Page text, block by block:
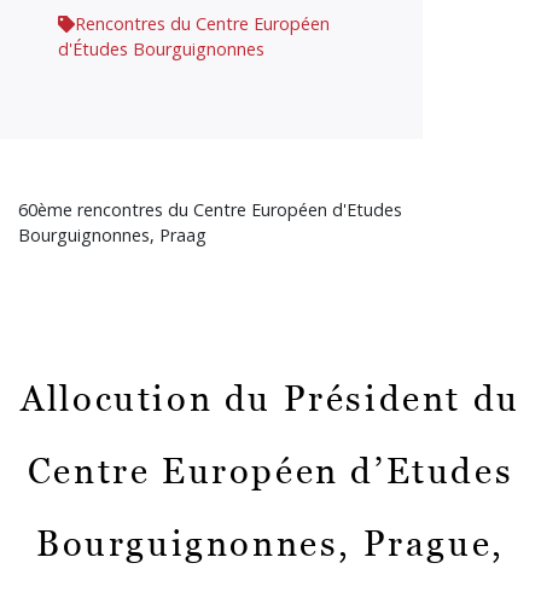
Rencontres du Centre Européen
d'Études Bourguignonnes
60ème rencontres du Centre Européen d'Etudes
Bourguignonnes, Praag
Allocution du Président du
Centre Européen d’Etudes
Bourguignonnes, Prague,